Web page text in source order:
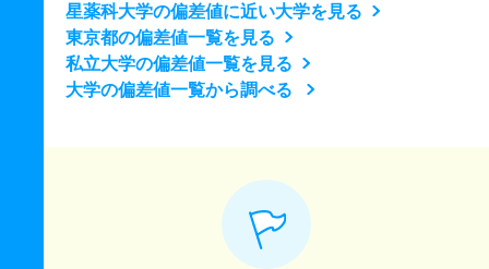
星薬科大学の偏差値に近い大学を見る
東京都の偏差値一覧を見る
私立大学の偏差値一覧を見る
大学の偏差値一覧から調べる